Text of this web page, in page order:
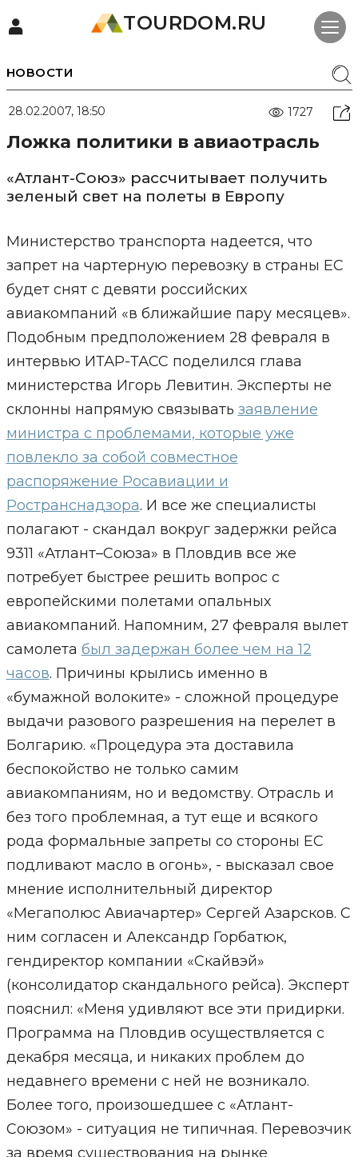
TOURDOM.RU
НОВОСТИ
28.02.2007, 18:50 1727
Ложка политики в авиаотрасль
«Атлант-Союз» рассчитывает получить
зеленый свет на полеты в Европу
Министерство транспорта надеется, что
запрет на чартерную перевозку в страны ЕС
будет снят с девяти российских
авиакомпаний «в ближайшие пару месяцев».
Подобным предположением 28 февраля в
интервью ИТАР-ТАСС поделился глава
министерства Игорь Левитин. Эксперты не
склонны напрямую связывать заявление
министра с проблемами, которые уже
повлекло за собой совместное
распоряжение Росавиации и
Ространснадзора. И все же специалисты
полагают - скандал вокруг задержки рейса
9311 «Атлант–Союза» в Пловдив все же
потребует быстрее решить вопрос с
европейскими полетами опальных
авиакомпаний. Напомним, 27 февраля вылет
самолета был задержан более чем на 12
часов. Причины крылись именно в
«бумажной волоките» - сложной процедуре
выдачи разового разрешения на перелет в
Болгарию. «Процедура эта доставила
беспокойство не только самим
авиакомпаниям, но и ведомству. Отрасль и
без того проблемная, а тут еще и всякого
рода формальные запреты со стороны ЕС
подливают масло в огонь», - высказал свое
мнение исполнительный директор
«Мегаполюс Авиачартер» Сергей Азарсков. С
ним согласен и Александр Горбатюк,
гендиректор компании «Скайвэй»
(консолидатор скандального рейса). Эксперт
пояснил: «Меня удивляют все эти придирки.
Программа на Пловдив осуществляется с
декабря месяца, и никаких проблем до
недавнего времени с ней не возникало.
Более того, произошедшее с «Атлант-
Союзом» - ситуация не типичная. Перевозчик
за время существования на рынке